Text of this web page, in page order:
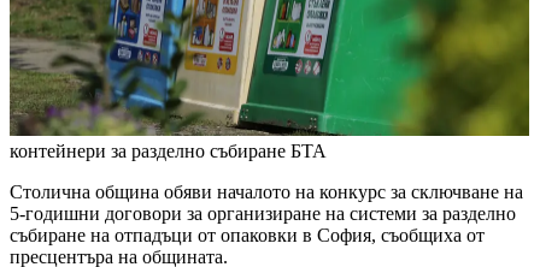
контейнери за разделно събиране БТА
Столична община обяви началото на конкурс за сключване на
5-годишни договори за организиране на системи за разделно
събиране на отпадъци от опаковки в София, съобщиха от
пресцентъра на общината.